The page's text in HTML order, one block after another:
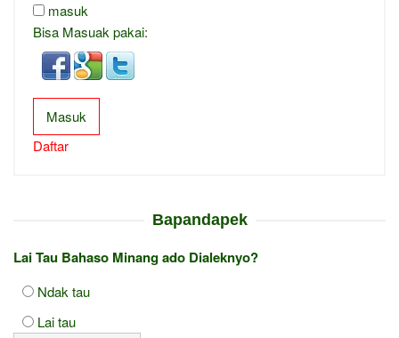
masuk
Bisa Masuak pakai:
Masuk
Daftar
Bapandapek
Lai Tau Bahaso Minang ado Dialeknyo?
Ndak tau
Lai tau